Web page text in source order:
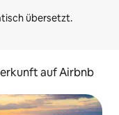
auf Airbnb